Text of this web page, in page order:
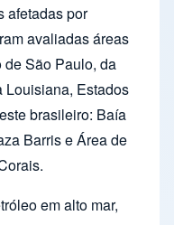
afetadas por
avaliadas áreas
São Paulo, da
Louisiana, Estados
brasileiro: Baía
Barris e Área de
em alto mar,